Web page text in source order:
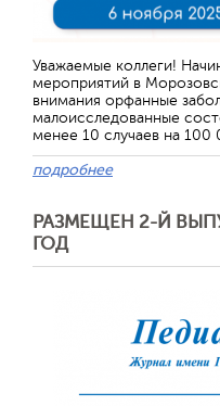
Уважаемые коллеги!
мероприятий в
внимания орфанные
малоисследованные
менее 10 случаев на 100
подробнее
РАЗМЕЩЕН 2-Й
ГОД